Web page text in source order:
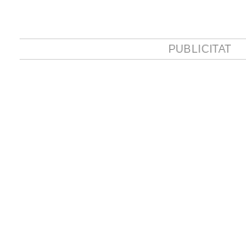
PUBLICITAT